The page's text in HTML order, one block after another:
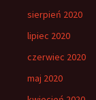
sierpień 2020
lipiec 2020
czerwiec 2020
maj 2020